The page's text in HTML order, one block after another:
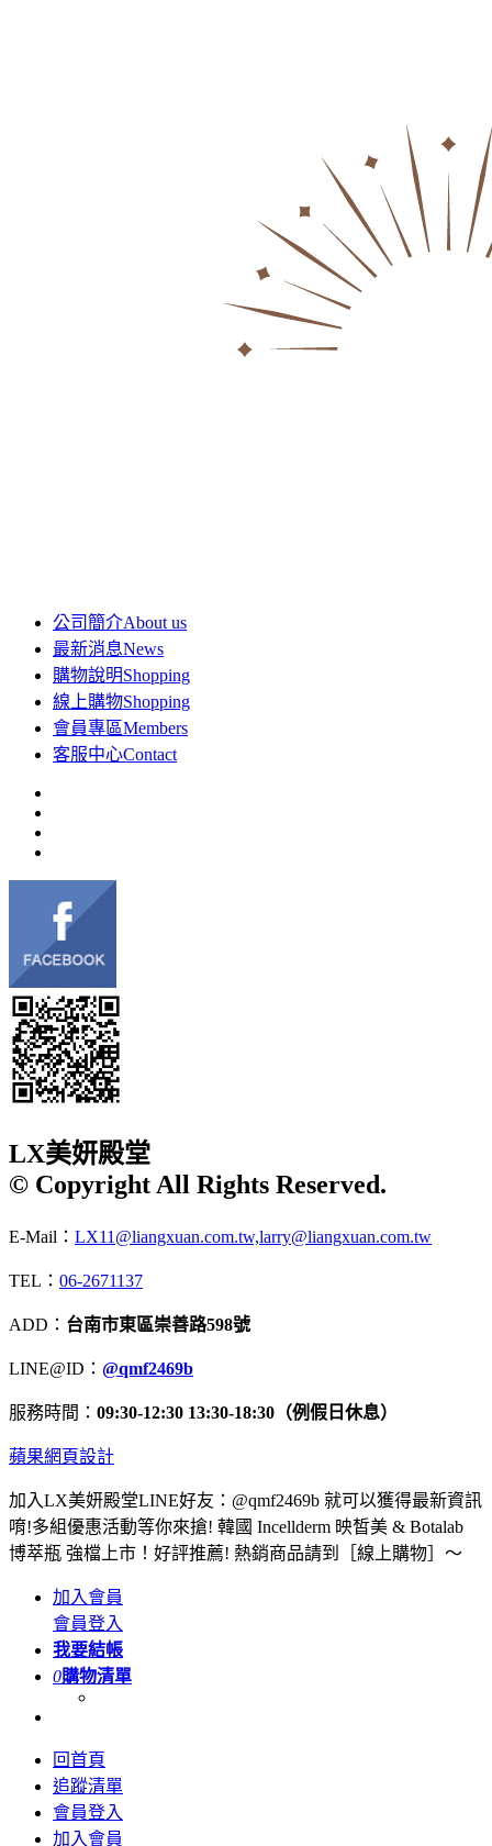
公司簡介About us
最新消息News
購物說明Shopping
線上購物Shopping
會員專區Members
客服中心Contact
LX美妍殿堂
© Copyright All Rights Reserved.
E-Mail： LX11@liangxuan.com.tw,larry@liangxuan.com.tw
TEL： 06-2671137
ADD： 台南市東區崇善路598號
LINE@ID： @qmf2469b
服務時間： 09:30-12:30 13:30-18:30（例假日休息）
蘋果網頁設計
加入LX美妍殿堂LINE好友：@qmf2469b 就可以獲得最新資訊
唷!多組優惠活動等你來搶! 韓國 Incellderm 映皙美 & Botalab
博萃瓶 強檔上市！好評推薦! 熱銷商品請到［線上購物］～
加入會員
會員登入
我要結帳
0購物清單
回首頁
追蹤清單
會員登入
加入會員